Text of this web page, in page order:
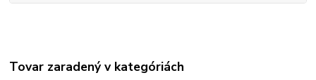
Tovar zaradený v kategóriách